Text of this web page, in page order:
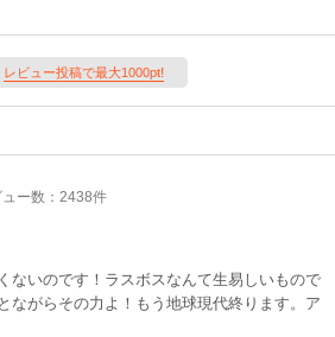
レビュー投稿で最大1000pt!
ー数：2438件
ないのです！ラスボスなんて生易しいもので
ながらその力よ！もう地球現代終ります。ア